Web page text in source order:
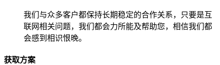
我们与众多客户都保持长期稳定的合作关系，只要是互
联网相关问题，我们都会力所能及帮助您，相信我们都
会感到相识恨晚。
获取方案